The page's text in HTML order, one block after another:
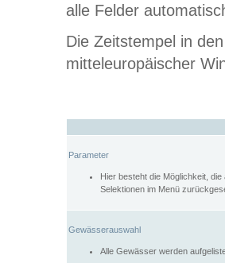
alle Felder
Die Zeitstempel in
mitteleuropäischer
Parameter
Hier besteht die Möglichkeit,
Selektionen im Menü
Gewässerauswahl
Alle Gewässer werden